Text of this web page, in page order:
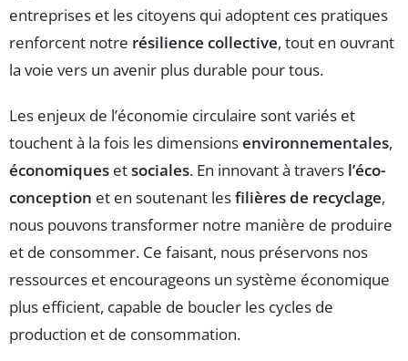
entreprises et les citoyens qui adoptent ces pratiques
renforcent notre résilience collective, tout en ouvrant
la voie vers un avenir plus durable pour tous.
Les enjeux de l’économie circulaire sont variés et
touchent à la fois les dimensionsenvironnementales,
économiques etsociales. En innovant à travers l’éco-
conception et en soutenant lesfilières de recyclage,
nous pouvons transformer notre manière de produire
et de consommer. Ce faisant, nous préservons nos
ressources et encourageons un système économique
plus efficient, capable de boucler les cycles de
production et de consommation.